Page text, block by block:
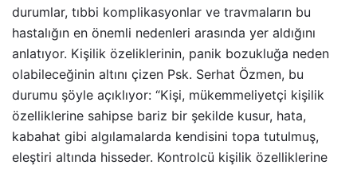
durumlar, tıbbi komplikasyonlar ve travmaların bu
hastalığın en önemli nedenleri arasında yer aldığını
anlatıyor. Kişilik özeliklerinin, panik bozukluğa neden
olabileceğinin altını çizen Psk. Serhat Özmen, bu
durumu şöyle açıklıyor: “Kişi, mükemmeliyetçi kişilik
özelliklerine sahipse bariz bir şekilde kusur, hata,
kabahat gibi algılamalarda kendisini topa tutulmuş,
eleştiri altında hisseder. Kontrolcü kişilik özelliklerine